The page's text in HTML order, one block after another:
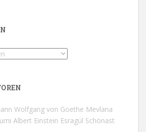
Wolfgang von Goethe Mevlana
Albert Einstein Esragül Schönast